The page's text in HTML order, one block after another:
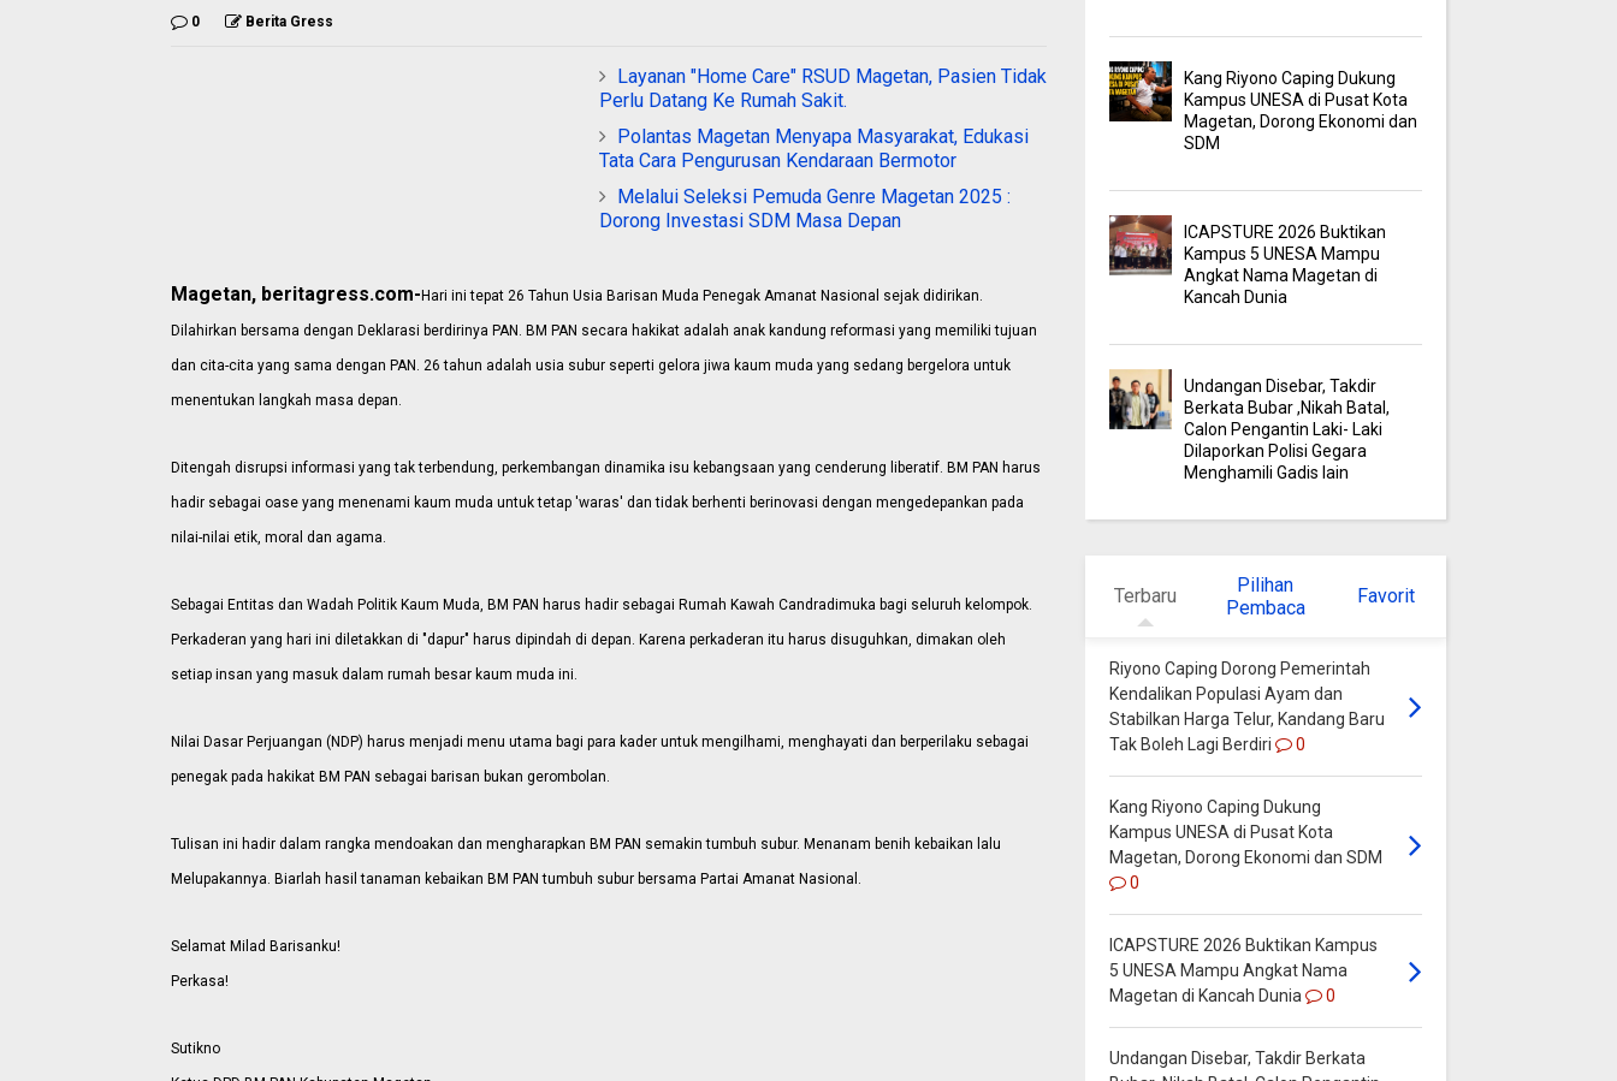
0 Berita Gress
Layanan "Home Care" RSUD Magetan, Pasien Tidak
Perlu Datang Ke Rumah Sakit.
Polantas Magetan Menyapa Masyarakat, Edukasi
Tata Cara Pengurusan Kendaraan Bermotor
Melalui Seleksi Pemuda Genre Magetan 2025 :
Dorong Investasi SDM Masa Depan
Magetan, beritagress.com- Hari ini tepat 26 Tahun Usia Barisan Muda Penegak Amanat Nasional sejak didirikan.
Dilahirkan bersama dengan Deklarasi berdirinya PAN. BM PAN secara hakikat adalah anak kandung reformasi yang memiliki tujuan
dan cita-cita yang sama dengan PAN. 26 tahun adalah usia subur seperti gelora jiwa kaum muda yang sedang bergelora untuk
menentukan langkah masa depan.
Ditengah disrupsi informasi yang tak terbendung, perkembangan dinamika isu kebangsaan yang cenderung liberatif. BM PAN harus
hadir sebagai oase yang menenami kaum muda untuk tetap 'waras' dan tidak berhenti berinovasi dengan mengedepankan pada
nilai-nilai etik, moral dan agama.
Sebagai Entitas dan Wadah Politik Kaum Muda, BM PAN harus hadir sebagai Rumah Kawah Candradimuka bagi seluruh kelompok.
Perkaderan yang hari ini diletakkan di "dapur" harus dipindah di depan. Karena perkaderan itu harus disuguhkan, dimakan oleh
setiap insan yang masuk dalam rumah besar kaum muda ini.
Nilai Dasar Perjuangan (NDP) harus menjadi menu utama bagi para kader untuk mengilhami, menghayati dan berperilaku sebagai
penegak pada hakikat BM PAN sebagai barisan bukan gerombolan.
Tulisan ini hadir dalam rangka mendoakan dan mengharapkan BM PAN semakin tumbuh subur. Menanam benih kebaikan lalu
Melupakannya. Biarlah hasil tanaman kebaikan BM PAN tumbuh subur bersama Partai Amanat Nasional.
Selamat Milad Barisanku!
Perkasa!
Sutikno
Kang Riyono Caping Dukung
Kampus UNESA di Pusat Kota
Magetan, Dorong Ekonomi dan
SDM
ICAPSTURE 2026 Buktikan
Kampus 5 UNESA Mampu
Angkat Nama Magetan di
Kancah Dunia
Undangan Disebar, Takdir
Berkata Bubar ,Nikah Batal,
Calon Pengantin Laki- Laki
Dilaporkan Polisi Gegara
Menghamili Gadis lain
Terbaru
Pilihan
Pembaca
Favorit
Riyono Caping Dorong Pemerintah
Kendalikan Populasi Ayam dan
Stabilkan Harga Telur, Kandang Baru
Tak Boleh Lagi Berdiri
0
Kang Riyono Caping Dukung
Kampus UNESA di Pusat Kota
Magetan, Dorong Ekonomi dan SDM
0
ICAPSTURE 2026 Buktikan Kampus
5 UNESA Mampu Angkat Nama
Magetan di Kancah Dunia
0
Undangan Disebar, Takdir Berkata